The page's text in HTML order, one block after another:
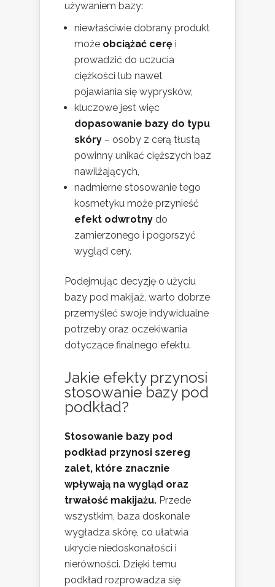
używaniem bazy:
niewłaściwie dobrany produkt
może obciążać cerę i
prowadzić do uczucia
ciężkości lub nawet
pojawiania się wyprysków,
kluczowe jest więc
dopasowanie bazy do typu
skóry – osoby z cerą tłustą
powinny unikać cięższych baz
nawilżających,
nadmierne stosowanie tego
kosmetyku może przynieść
efekt odwrotny do
zamierzonego i pogorszyć
wygląd cery.
Podejmując decyzję o użyciu
bazy pod makijaż, warto dobrze
przemyśleć swoje indywidualne
potrzeby oraz oczekiwania
dotyczące finalnego efektu.
Jakie efekty przynosi
stosowanie bazy pod
podkład?
Stosowanie bazy pod
podkład przynosi szereg
zalet, które znacznie
wpływają na wygląd oraz
trwałość makijażu. Przede
wszystkim, baza doskonale
wygładza skórę, co ułatwia
ukrycie niedoskonałości i
nierówności. Dzięki temu
podkład rozprowadza się